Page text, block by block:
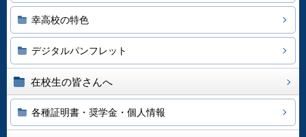
幸高校の特色
デジタルパンフレット
在校生の皆さんへ
各種証明書・奨学金・個人情報